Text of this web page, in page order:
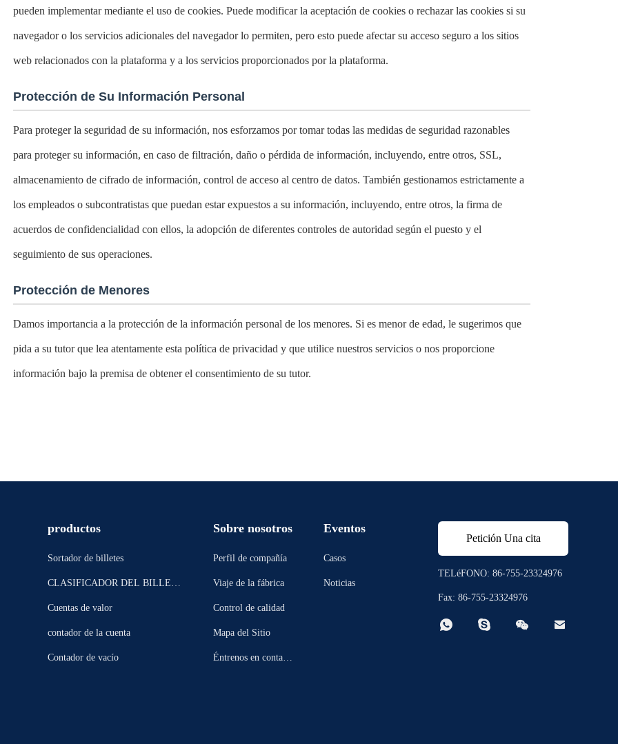
pueden implementar mediante el uso de cookies. Puede modificar la aceptación de cookies o rechazar las cookies si su
navegador o los servicios adicionales del navegador lo permiten, pero esto puede afectar su acceso seguro a los sitios
web relacionados con la plataforma y a los servicios proporcionados por la plataforma.
Protección de Su Información Personal
Para proteger la seguridad de su información, nos esforzamos por tomar todas las medidas de seguridad razonables
para proteger su información, en caso de filtración, daño o pérdida de información, incluyendo, entre otros, SSL,
almacenamiento de cifrado de información, control de acceso al centro de datos. También gestionamos estrictamente a
los empleados o subcontratistas que puedan estar expuestos a su información, incluyendo, entre otros, la firma de
acuerdos de confidencialidad con ellos, la adopción de diferentes controles de autoridad según el puesto y el
seguimiento de sus operaciones.
Protección de Menores
Damos importancia a la protección de la información personal de los menores. Si es menor de edad, le sugerimos que
pida a su tutor que lea atentamente esta política de privacidad y que utilice nuestros servicios o nos proporcione
información bajo la premisa de obtener el consentimiento de su tutor.
productos
Sortador de billetes
CLASIFICADOR DEL BILLETE
Cuentas de valor
contador de la cuenta
Contador de vacío
Sobre nosotros
Perfil de compañía
Viaje de la fábrica
Control de calidad
Mapa del Sitio
Éntrenos en contacto
Eventos
Casos
Noticias
Petición Una cita
TELéFONO: 86-755-23324976
Fax: 86-755-23324976
   